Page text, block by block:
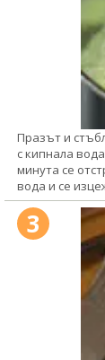
Празът и
с кипнала
минута се
вода и се
3